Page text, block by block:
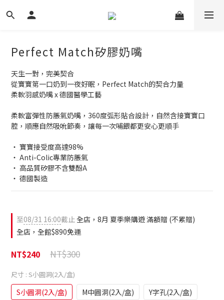
Perfect Match矽膠奶嘴
天生一對，完美契合
從寶寶第一口奶到一夜好眠，Perfect Match的契合力量
柔軟羽感奶嘴 x 德國醫學工藝
柔軟富彈性防脹氣奶嘴，360度弧形貼合設計，自然含接寶寶口
腔，順應自然吸吮節奏，讓每一次哺餵都更安心更順手
‧ 寶寶接受度高達98%
‧ Anti-Colic專業防脹氣
‧ 高品質矽膠不含雙酚A
‧ 德國製造
至08/31 16:00截止全店，8月 夏季樂購遊 滿額贈 (不累贈)
全店，全館$890免運
NT$240 NT$300
尺寸 : S小圓洞(2入/盒)
S小圓洞(2入/盒) M中圓洞(2入/盒) Y字孔(2入/盒)